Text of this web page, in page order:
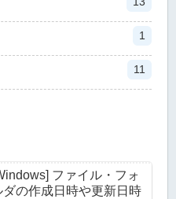
1
11
ファイル・フォ
ダの作成日時や更新日時